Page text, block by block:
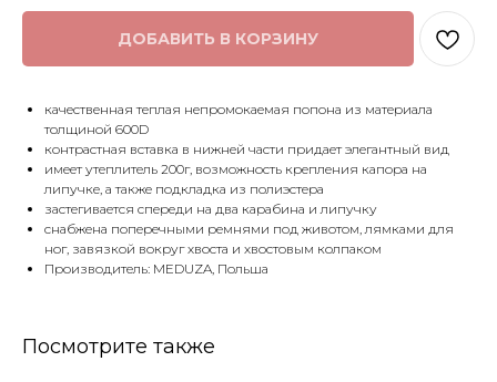
ДОБАВИТЬ В КОРЗИНУ
качественная теплая непромокаемая попона из материала
толщиной 600D
контрастная вставка в нижней части придает элегантный вид
имеет утеплитель 200г, возможность крепления капора на
липучке, а также подкладка из полиэстера
застегивается спереди на два карабина и липучку
снабжена поперечными ремнями под животом, лямками для
ног, завязкой вокруг хвоста и хвостовым колпаком
Производитель: MEDUZA, Польша
Посмотрите также